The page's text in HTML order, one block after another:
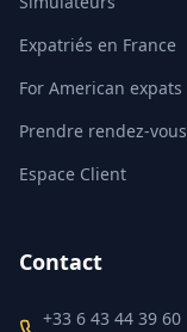
Expatriés en France
For American expats
Prendre rendez-vous
Espace Client
Contact
+33 6 43 44 39 60